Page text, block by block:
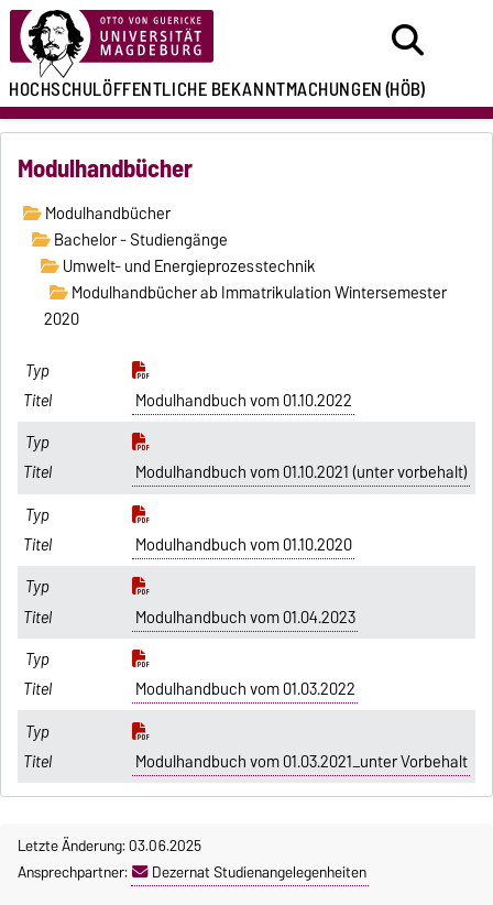
HOCHSCHULÖFFENTLICHEBEKANNTMACHUNGEN(HÖB)
Modulhandbücher
Modulhandbücher
Bachelor - Studiengänge
Umwelt- und Energieprozesstechnik
Modulhandbücher ab Immatrikulation Wintersemester
2020
Modulhandbuch vom 01.10.2022
Modulhandbuch vom 01.10.2021 (unter vorbehalt)
Modulhandbuch vom 01.10.2020
Modulhandbuch vom 01.04.2023
Modulhandbuch vom 01.03.2022
Modulhandbuch vom 01.03.2021_unter Vorbehalt
Letzte Änderung: 03.06.2025
Ansprechpartner:
Dezernat Studienangelegenheiten